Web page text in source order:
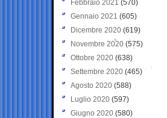
Febbraio 2021 (570)
Gennaio 2021 (605)
Dicembre 2020 (619)
Novembre 2020 (575)
Ottobre 2020 (638)
Settembre 2020(465)
Agosto 2020 (588)
Luglio 2020 (597)
Giugno 2020 (580)